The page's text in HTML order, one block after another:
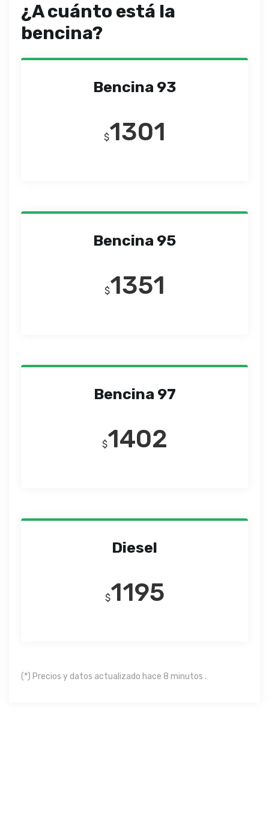
¿A cuánto está la
bencina?
Bencina 93
$1301
Bencina 95
$1351
Bencina 97
$1402
Diesel
$1195
(*) Precios y datos actualizado hace 8 minutos .